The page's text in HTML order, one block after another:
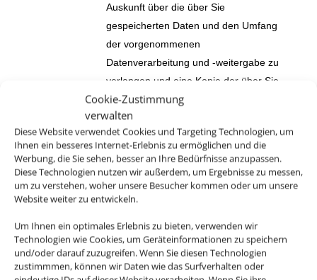
Cookie-Zustimmung
verwalten
Diese Website verwendet Cookies und Targeting Technologien, um
Ihnen ein besseres Internet-Erlebnis zu ermöglichen und die
Werbung, die Sie sehen, besser an Ihre Bedürfnisse anzupassen.
Diese Technologien nutzen wir außerdem, um Ergebnisse zu messen,
um zu verstehen, woher unsere Besucher kommen oder um unsere
Website weiter zu entwickeln.
Um Ihnen ein optimales Erlebnis zu bieten, verwenden wir
Technologien wie Cookies, um Geräteinformationen zu speichern
und/oder darauf zuzugreifen. Wenn Sie diesen Technologien
zustimmmen, können wir Daten wie das Surfverhalten oder
Auskunft über die über Sie
gespeicherten Daten und den Umfang
der vorgenommenen
Datenverarbeitung und -weitergabe zu
verlangen und eine Kopie der über Sie
gespeicherten personenbezogenen
Daten zu erhalten.
Außerdem haben das Recht,
unverzüglich die Berichtigung Sie
betreffender unrichtiger sowie die
Vervollständigung unvollständiger über
Daten zu verlangen.
Sie haben weiterhin das Recht, die